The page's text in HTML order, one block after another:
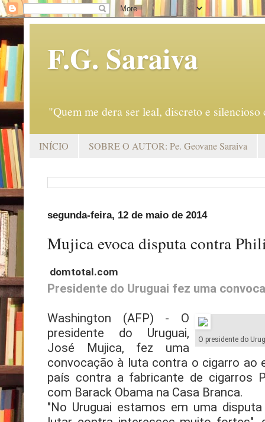
F.G. Saraiva
"Quem me dera ser leal, discreto e
INÍCIO SOBRE O AUTOR: Pe. Geovane Saraiva
segunda-feira, 12 de maio de 2014
Mujica evoca disputa contra
domtotal.com
Presidente do Uruguai fez uma
O presidente do
Washington (AFP) - O
presidente do Uruguai,
José Mujica, fez uma
convocação à luta contra o cigarro ao
país contra a fabricante de cigarros
com Barack Obama na Casa Branca.
"No Uruguai estamos em uma